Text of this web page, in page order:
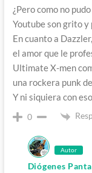
¿Pero como no
Youtube son grito y
En cuanto a
el amor que le
Ultimate X-men
una rockera punk
Y ni siquiera con
0
Autor
Diógenes